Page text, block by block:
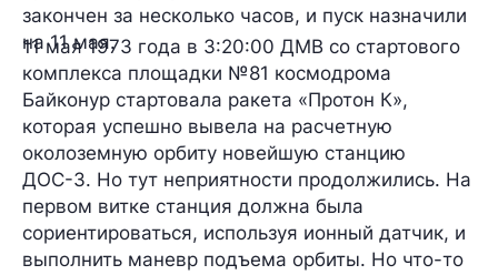
закончен за несколько часов, и пуск назначили
на 11 мая.
11 мая 1973 года в 3:20:00 ДМВ со стартового
комплекса площадки №81 космодрома
Байконур стартовала ракета «Протон К»,
которая успешно вывела на расчетную
околоземную орбиту новейшую станцию
ДОС-3. Но тут неприятности продолжились. На
первом витке станция должна была
сориентироваться, используя ионный датчик, и
выполнить маневр подъема орбиты. Но что-то